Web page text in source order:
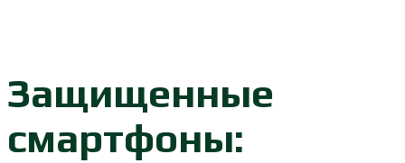
Защищенные
смартфоны: